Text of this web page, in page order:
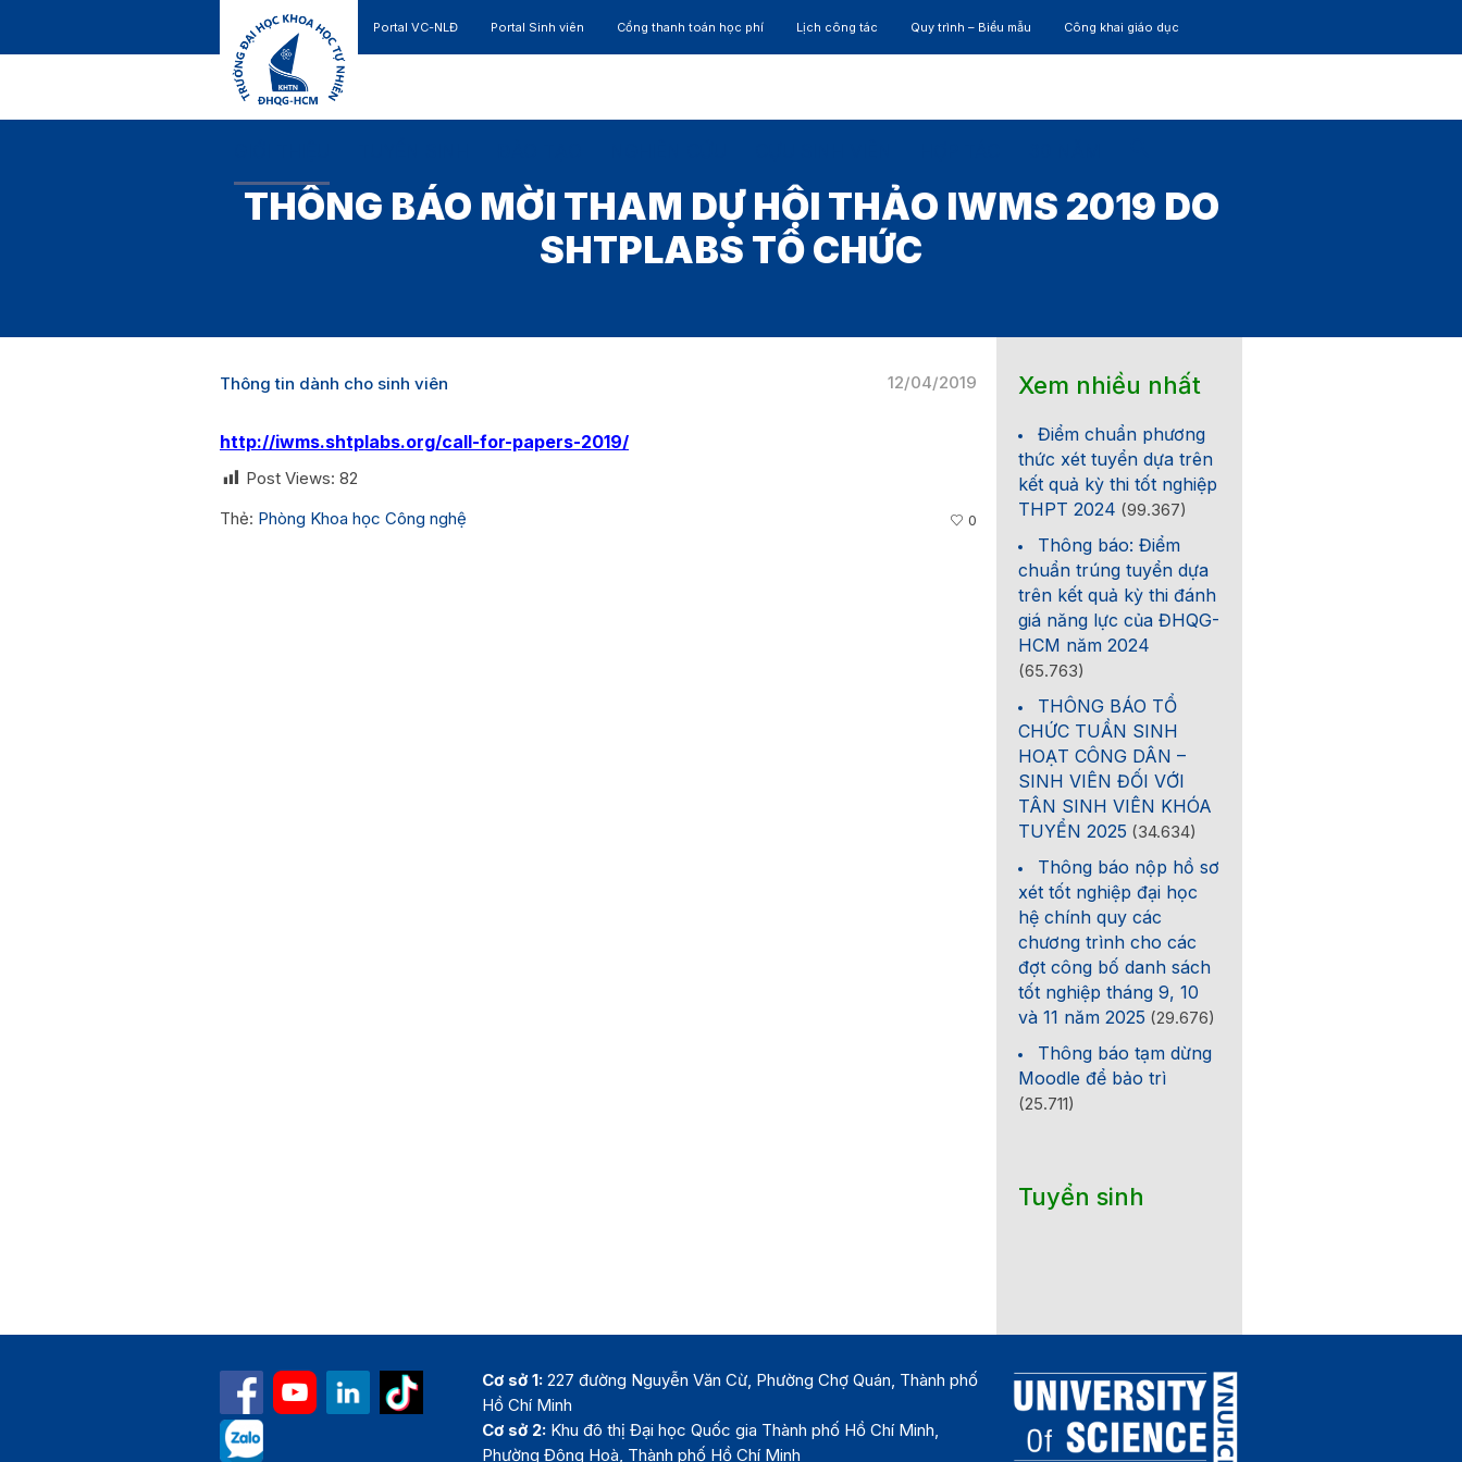
Portal VC-NLĐ Portal Sinh viên Cổng thanh toán học phí Lịch công tác Quy trình – Biểu mẫu Công khai giáo dục
THÔNG BÁO MỜI THAM DỰ HỘI THẢO IWMS 2019 DO
SHTPLABS TỔ CHỨC
12/04/2019
Thông tin dành cho sinh viên
http://iwms.shtplabs.org/call-for-papers-2019/
Post Views: 82
Thẻ: Phòng Khoa học Công nghệ 0
Xem nhiều nhất
Điểm chuẩn phương
thức xét tuyển dựa trên
kết quả kỳ thi tốt nghiệp
THPT 2024 (99.367)
Thông báo: Điểm
chuẩn trúng tuyển dựa
trên kết quả kỳ thi đánh
giá năng lực của ĐHQG-
HCM năm 2024
(65.763)
THÔNG BÁO TỔ
CHỨC TUẦN SINH
HOẠT CÔNG DÂN –
SINH VIÊN ĐỐI VỚI
TÂN SINH VIÊN KHÓA
TUYỂN 2025 (34.634)
Thông báo nộp hồ sơ
xét tốt nghiệp đại học
hệ chính quy các
chương trình cho các
đợt công bố danh sách
tốt nghiệp tháng 9, 10
và 11 năm 2025 (29.676)
Thông báo tạm dừng
Moodle để bảo trì
(25.711)
Tuyển sinh
Cơ sở 1: 227 đường Nguyễn Văn Cừ, Phường Chợ Quán, Thành phố
Hồ Chí Minh
Cơ sở 2: Khu đô thị Đại học Quốc gia Thành phố Hồ Chí Minh,
Phường Đông Hoà, Thành phố Hồ Chí Minh